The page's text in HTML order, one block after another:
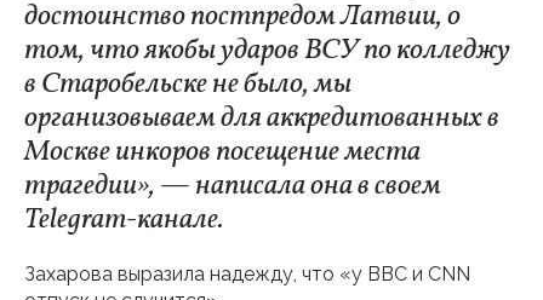
достоинство постпредом Латвии, о
том, что якобы ударов ВСУ по колледжу
в Старобельске не было, мы
организовываем для аккредитованных в
Москве инкоров посещение места
трагедии», — написала она в своем
Telegram-канале.
Захарова выразила надежду, что «у ВВС и CNN